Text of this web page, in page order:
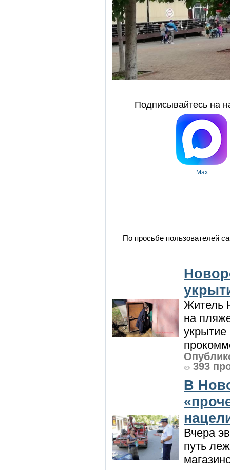
Подписывайтесь на
Max
По просьбе пользователей
Житель
на
393
В
Вчера
путь